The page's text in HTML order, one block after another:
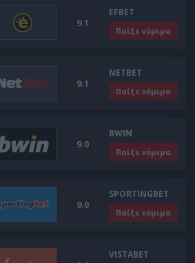
9.1
EFBET
Παίξε νόμιμα
9.1
NETBET
Παίξε νόμιμα
9.0
BWIN
Παίξε νόμιμα
9.0
SPORTINGBET
Παίξε νόμιμα
VISTABET